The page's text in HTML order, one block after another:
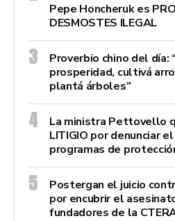
Pepe Honcheruk es
DESMOSTES ILEGAL
Proverbio chino del día:
prosperidad, cultivá
plantá árboles”
La ministra Pettovello
LITIGIO por denunciar
programas de
Postergan el juicio
por encubrir el
fundadores de la